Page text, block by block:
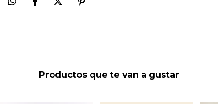
Productos que te van a gustar